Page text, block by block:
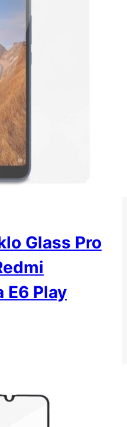
Glass Pro
E6 Play